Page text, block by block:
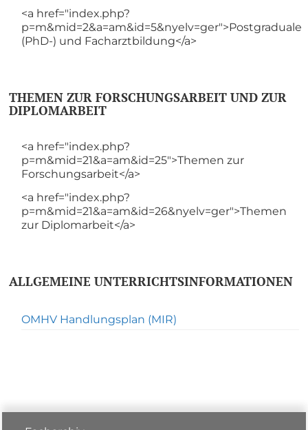
<a href="index.php?
p=m&mid=2&a=am&id=5&nyelv=ger">Postgraduale
(PhD-) und Facharztbildung</a>
THEMEN ZUR FORSCHUNGSARBEIT UND ZUR
DIPLOMARBEIT
<a href="index.php?
p=m&mid=21&a=am&id=25">Themen zur
Forschungsarbeit</a>
<a href="index.php?
p=m&mid=21&a=am&id=26&nyelv=ger">Themen
zur Diplomarbeit</a>
ALLGEMEINE UNTERRICHTSINFORMATIONEN
OMHV Handlungsplan (MIR)